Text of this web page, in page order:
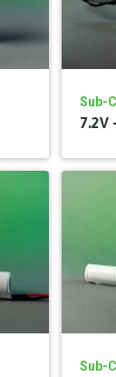
Sub-
7.2V
Sub-